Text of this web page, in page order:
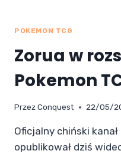
POKEMON TCG
Zorua w
Pokemon
PrzezConquest 22/05/
Oficjalny chiński
opublikował dziś